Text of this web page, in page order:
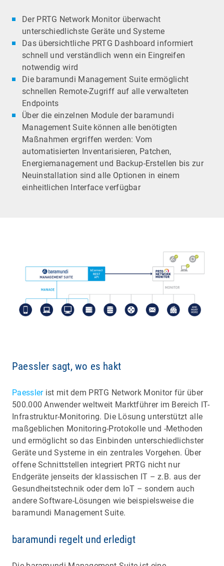
Der PRTG Network Monitor überwacht
unterschiedlichste Geräte und Systeme
Das übersichtliche PRTG Dashboard informiert
schnell und verständlich wenn ein Eingreifen
notwendig wird
Die baramundi Management Suite ermöglicht
schnellen Remote-Zugriff auf alle verwalteten
Endpoints
Über die einzelnen Module der baramundi
Management Suite können alle benötigten
Maßnahmen ergriffen werden: Vom
automatisierten Inventarisieren, Patchen,
Energiemanagement und Backup-Erstellen bis zur
Neuinstallation sind alle Optionen in einem
einheitlichen Interface verfügbar
Paessler sagt, wo es hakt
Paesslerist mit dem PRTG Network Monitor für über
500.000 Anwender weltweit Marktführer im Bereich IT-
Infrastruktur-Monitoring. Die Lösung unterstützt alle
maßgeblichen Monitoring-Protokolle und -Methoden
und ermöglicht so das Einbinden unterschiedlichster
Geräte und Systeme in ein zentrales Vorgehen. Über
offene Schnittstellen integriert PRTG nicht nur
Endgeräte jenseits der klassischen IT – z.B. aus der
Gesundheitstechnik oder dem IoT – sondern auch
andere Software-Lösungen wie beispielsweise die
baramundi Management Suite.
baramundi regelt und erledigt